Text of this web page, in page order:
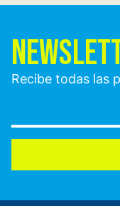
Recibe todas las